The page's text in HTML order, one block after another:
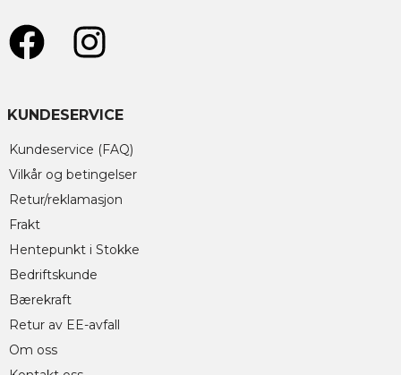
KUNDESERVICE
Kundeservice (FAQ)
Vilkår og betingelser
Retur/reklamasjon
Frakt
Hentepunkt i Stokke
Bedriftskunde
Bærekraft
Retur av EE-avfall
Om oss